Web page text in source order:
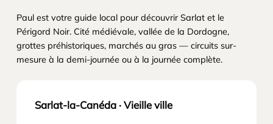
Paul est votre guide local pour découvrir Sarlat et le
Périgord Noir. Cité médiévale, vallée de la Dordogne,
grottes préhistoriques, marchés au gras — circuits sur-
mesure à la demi-journée ou à la journée complète.
Sarlat-la-Canéda · Vieille ville